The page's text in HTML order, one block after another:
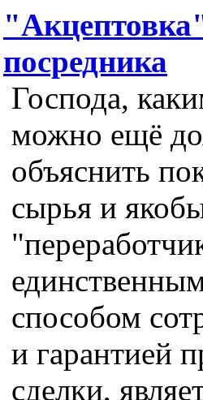
посредника
Господа,
можно ещё
объяснить
сырья и
способом
и гарантией
сделки,